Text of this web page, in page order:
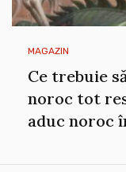
MAGAZIN
Ce trebuie
noroc tot
aduc noroc